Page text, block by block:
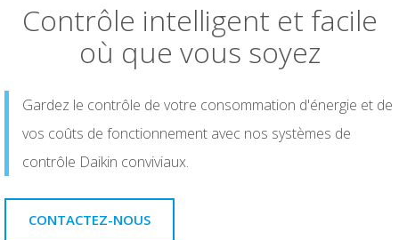
Contrôle intelligent et facile
où que vous soyez
Gardez le contrôle de votre consommation d'énergie et de
vos coûts de fonctionnement avec nos systèmes de
contrôle Daikin conviviaux.
CONTACTEZ-NOUS